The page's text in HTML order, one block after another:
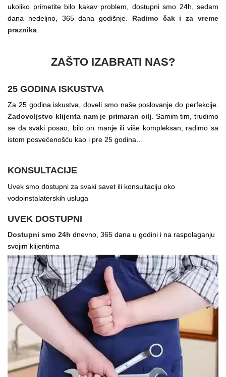
ukoliko primetite bilo kakav problem, dostupni smo 24h, sedam
dana nedeljno, 365 dana godišnje. Radimo čak i za vreme
praznika
ZAŠTO IZABRATI NAS?
25 GODINA ISKUSTVA
Za 25 godina iskustva, doveli smo naše poslovanje do perfekcije.
Zadovoljstvo klijenta nam je primaran cilj. Samim tim, trudimo
se da svaki posao, bilo on manje ili više kompleksan, radimo sa
istom posvećenošću kao i pre 25 godina…
KONSULTACIJE
Uvek smo dostupni za svaki savet ili konsultaciju oko
vodoinstalaterskih usluga
UVEK DOSTUPNI
Dostupni smo 24h dnevno, 365 dana u godini i na raspolaganju
svojim klijentima